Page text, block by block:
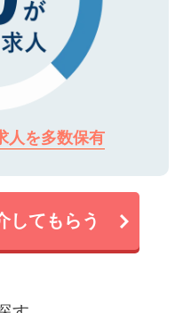
人を多数保有
してもらう